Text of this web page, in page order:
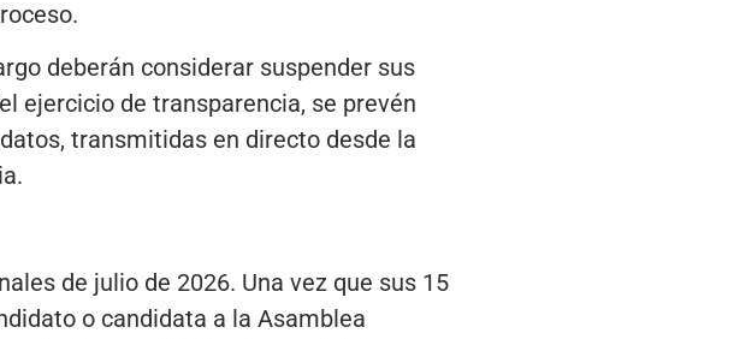
deberán considerar suspender sus
ejercicio de transparencia, se prevén
transmitidas en directo desde la
de julio de 2026. Una vez que sus 15
o candidata a la Asamblea